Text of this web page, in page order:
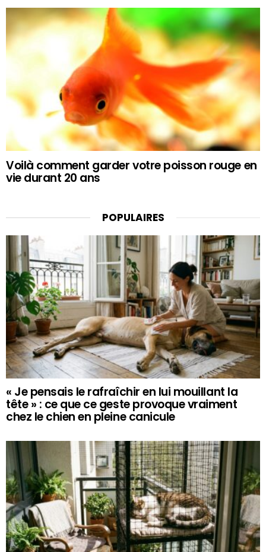
Voilà comment garder votre poisson rouge en
vie durant 20 ans
POPULAIRES
« Je pensais le rafraîchir en lui mouillant la
tête » : ce que ce geste provoque vraiment
chez le chien en pleine canicule